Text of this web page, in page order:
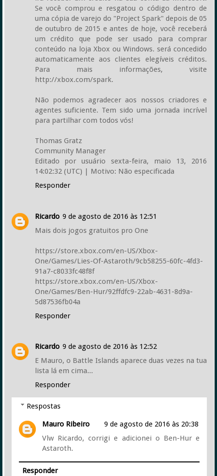
Se você comprou e resgatou o código dentro de
uma cópia de varejo do "Project Spark" depois de 05
de outubro de 2015 e antes de hoje, você receberá
um crédito que pode ser usado para comprar
conteúdo na loja Xbox ou Windows. será concedido
automaticamente aos clientes elegíveis créditos.
Para mais informações, visite
http://xbox.com/spark.
Não podemos agradecer aos nossos criadores e
agentes suficiente. Tem sido uma jornada incrível
para partilhar com todos vós!
Thomas Gratz
Community Manager
Editado por usuário sexta-feira, maio 13, 2016
14:02:32 (UTC) | Motivo: Não especificada
Responder
Ricardo 9 de agosto de 2016 às 12:51
Mais dois jogos gratuitos pro One
https://store.xbox.com/en-US/Xbox-
One/Games/Lies-Of-Astaroth/9cb58255-60fc-4fd3-
91a7-c8033fc48f8f
https://store.xbox.com/en-US/Xbox-
One/Games/Ben-Hur/92ffdfc9-22ab-4631-8d9a-
5d87536fb04a
Responder
Ricardo 9 de agosto de 2016 às 12:52
E Mauro, o Battle Islands aparece duas vezes na tua
lista lá em cima...
Responder
Respostas
Mauro Ribeiro
9 de agosto de 2016 às 20:38
Vlw Ricardo, corrigi e adicionei o Ben-Hur e
Astaroth.
Responder